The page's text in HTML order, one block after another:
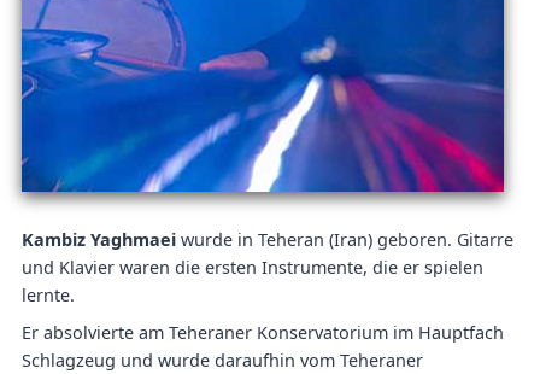
Kambiz Yaghmaeiwurde in Teheran (Iran) geboren. Gitarre
und Klavier waren die ersten Instrumente, die er spielen
lernte.
Er absolvierte am Teheraner Konservatorium im Hauptfach
Schlagzeug und wurde daraufhin vom Teheraner